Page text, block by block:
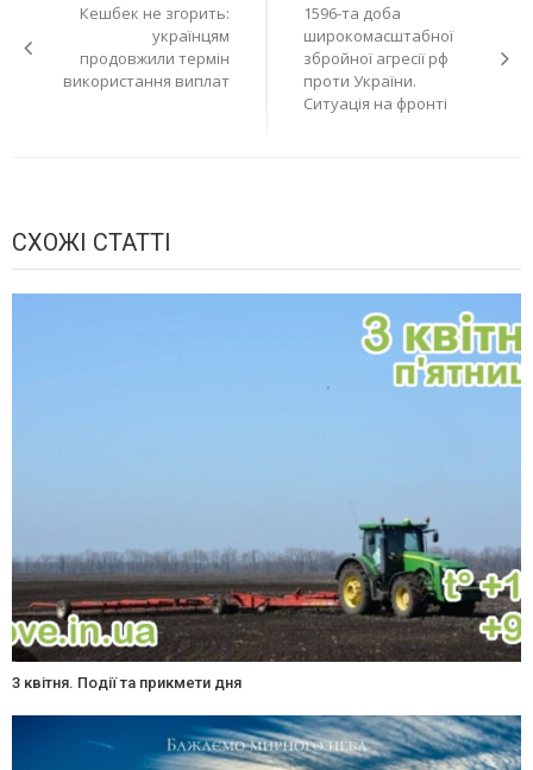
записів
Кешбек не згорить:
українцям
продовжили термін
використання виплат
1596-та доба
широкомасштабної
збройної агресії рф
проти України.
Ситуація на фронті
СХОЖІ СТАТТІ
3 квітня. Події та прикмети дня